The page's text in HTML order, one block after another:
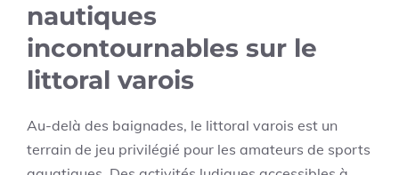
nautiques
incontournables sur le
littoral varois
Au-delà des baignades, le littoral varois est un
terrain de jeu privilégié pour les amateurs de sports